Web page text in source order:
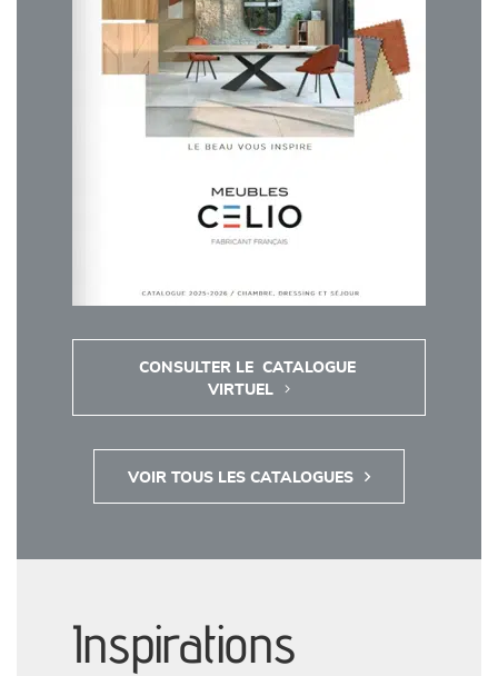
CONSULTER LE  CATALOGUE
VIRTUEL
VOIR TOUS LES CATALOGUES
Inspirations